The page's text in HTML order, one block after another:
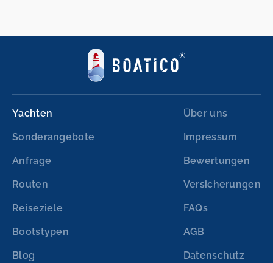
Yachten
Sonderangebote
Anfrage
Routen
Reiseziele
Bootstypen
Blog
Über uns
Impressum
Bewertungen
Versicherungen
FAQs
AGB
Datenschutz